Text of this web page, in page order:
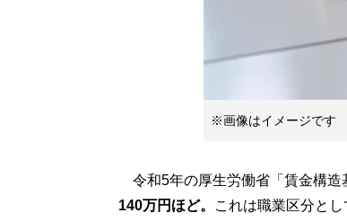
※画像はイメージです
令和5年の厚生労働省「賃金構造
140万円ほど。
これは職業区分と